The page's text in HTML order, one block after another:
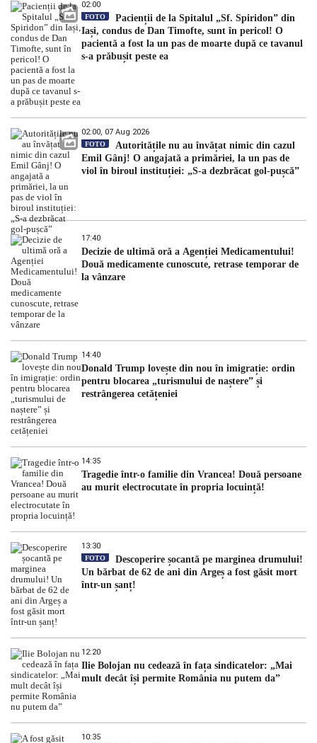
02:00
FOTO
Pacienții de la Spitalul „Sf. Spiridon” din
Iași, condus de Dan Timofte, sunt în pericol! O
pacientă a fost la un pas de moarte după ce tavanul
s-a prăbușit peste ea
02:00, 07 Aug 2026
FOTO
Autoritățile nu au învățat nimic din cazul
Emil Gânj! O angajată a primăriei, la un pas de
viol în biroul instituției: „S-a dezbrăcat gol-pușcă”
17:40
Decizie de ultimă oră a Agenției Medicamentului!
Două medicamente cunoscute, retrase temporar de
la vânzare
14:40
Donald Trump lovește din nou în imigrație: ordin
pentru blocarea „turismului de naștere” și
restrângerea cetățeniei
14:35
Tragedie într-o familie din Vrancea! Două persoane
au murit electrocutate în propria locuință!
13:30
FOTO
Descoperire șocantă pe marginea drumului!
Un bărbat de 62 de ani din Argeș a fost găsit mort
într-un șanț!
12:20
Ilie Bolojan nu cedează în fața sindicatelor: „Mai
mult decât își permite România nu putem da”
10:35